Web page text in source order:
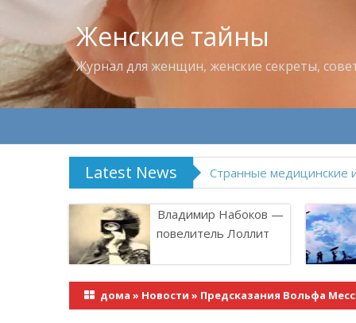
Женские тайны
Журнал для женщин, женские секреты,
Latest News Что пить в жару
Владимир Набоков —
повелитель Лоллит
дома » Новости » Предсказания Вольфа